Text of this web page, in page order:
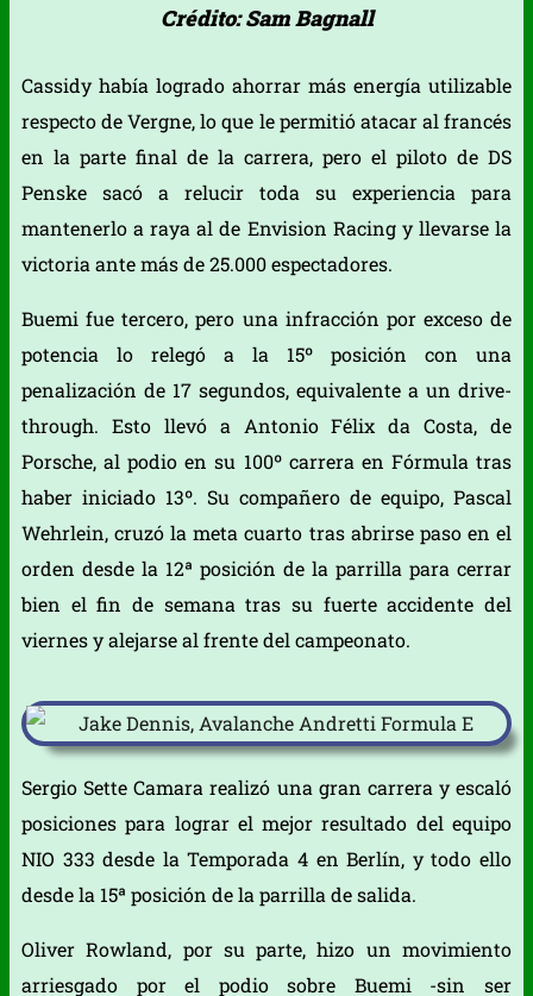
Crédito: Sam Bagnall
Cassidy había logrado ahorrar más energía utilizable
respecto de Vergne, lo que le permitió atacar al francés
en la parte final de la carrera, pero el piloto de DS
Penske sacó a relucir toda su experiencia para
mantenerlo a raya al de Envision Racing y llevarse la
victoria ante más de 25.000 espectadores.
Buemi fue tercero, pero una infracción por exceso de
potencia lo relegó a la 15º posición con una
penalización de 17 segundos, equivalente a un drive-
through. Esto llevó a Antonio Félix da Costa, de
Porsche, al podio en su 100º carrera en Fórmula tras
haber iniciado 13º. Su compañero de equipo, Pascal
Wehrlein, cruzó la meta cuarto tras abrirse paso en el
orden desde la 12ª posición de la parrilla para cerrar
bien el fin de semana tras su fuerte accidente del
viernes y alejarse al frente del campeonato.
Sergio Sette Camara realizó una gran carrera y escaló
posiciones para lograr el mejor resultado del equipo
NIO 333 desde la Temporada 4 en Berlín, y todo ello
desde la 15ª posición de la parrilla de salida.
Oliver Rowland, por su parte, hizo un movimiento
arriesgado por el podio sobre Buemi -sin ser